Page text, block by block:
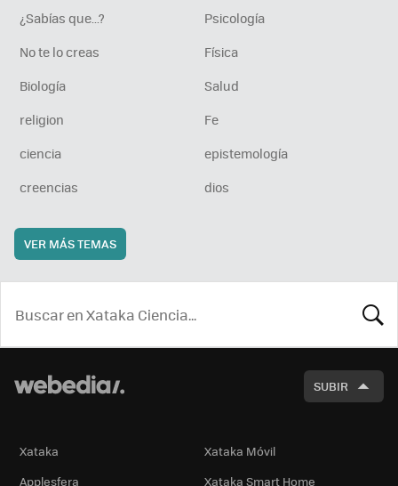
¿Sabías que...?
Psicología
No te lo creas
Física
Biología
Salud
religion
Fe
ciencia
epistemología
creencias
dios
VER MÁS TEMAS
SUBIR
Xataka
Xataka Móvil
Applesfera
Xataka Smart Home